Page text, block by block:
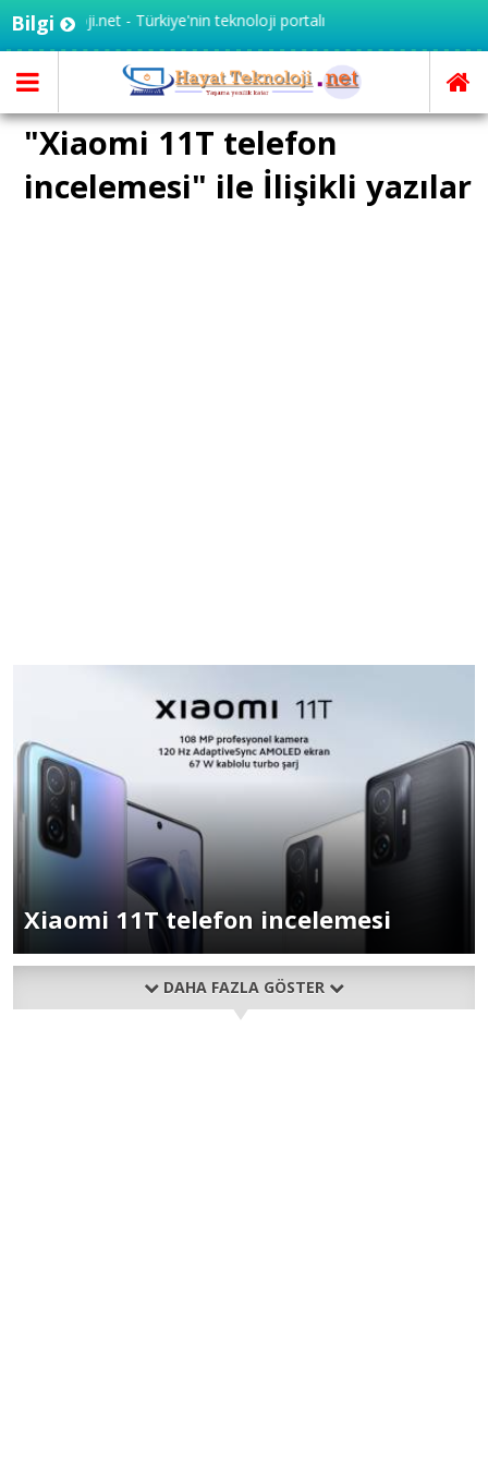
Bilgi - Türkiye'nin teknoloji portalı
"Xiaomi 11T telefon
incelemesi" ile İlişikli yazılar
Xiaomi 11T telefon incelemesi
DAHA FAZLA GÖSTER